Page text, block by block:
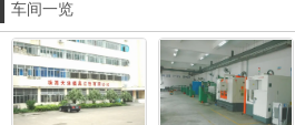
车间一览